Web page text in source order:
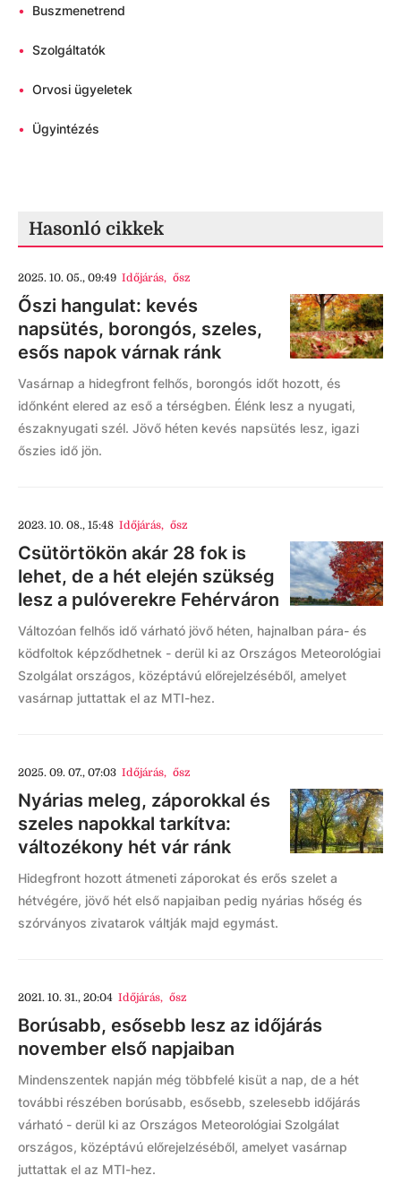
• Buszmenetrend
• Szolgáltatók
• Orvosi ügyeletek
• Ügyintézés
Hasonló cikkek
2025. 10. 05., 09:49 Időjárás, ősz
Őszi hangulat: kevés
napsütés, borongós, szeles,
esős napok várnak ránk
Vasárnap a hidegfront felhős, borongós időt hozott, és
időnként elered az eső a térségben. Élénk lesz a nyugati,
északnyugati szél. Jövő héten kevés napsütés lesz, igazi
őszies idő jön.
2023. 10. 08., 15:48 Időjárás, ősz
Csütörtökön akár 28 fok is
lehet, de a hét elején szükség
lesz a pulóverekre Fehérváron
Változóan felhős idő várható jövő héten, hajnalban pára- és
ködfoltok képződhetnek - derül ki az Országos Meteorológiai
Szolgálat országos, középtávú előrejelzéséből, amelyet
vasárnap juttattak el az MTI-hez.
2025. 09. 07., 07:03 Időjárás, ősz
Nyárias meleg, záporokkal és
szeles napokkal tarkítva:
változékony hét vár ránk
Hidegfront hozott átmeneti záporokat és erős szelet a
hétvégére, jövő hét első napjaiban pedig nyárias hőség és
szórványos zivatarok váltják majd egymást.
2021. 10. 31., 20:04 Időjárás, ősz
Borúsabb, esősebb lesz az időjárás
november első napjaiban
Mindenszentek napján még többfelé kisüt a nap, de a hét
további részében borúsabb, esősebb, szelesebb időjárás
várható - derül ki az Országos Meteorológiai Szolgálat
országos, középtávú előrejelzéséből, amelyet vasárnap
juttattak el az MTI-hez.